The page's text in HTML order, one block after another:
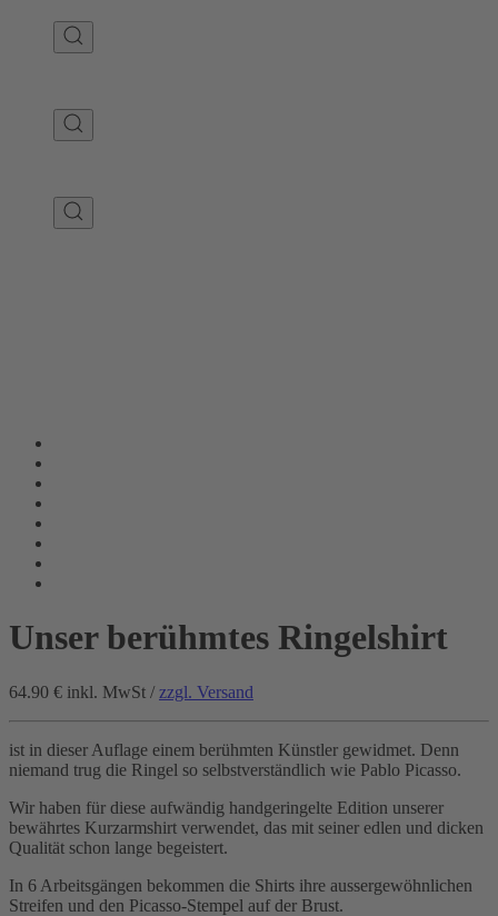
Unser berühmtes Ringelshirt
64.90 € inkl. MwSt / zzgl. Versand
ist in dieser Auflage einem berühmten Künstler gewidmet. Denn
niemand trug die Ringel so selbstverständlich wie Pablo Picasso.
Wir haben für diese aufwändig handgeringelte Edition unserer
bewährtes Kurzarmshirt verwendet, das mit seiner edlen und dicken
Qualität schon lange begeistert.
In 6 Arbeitsgängen bekommen die Shirts ihre aussergewöhnlichen
Streifen und den Picasso-Stempel auf der Brust.